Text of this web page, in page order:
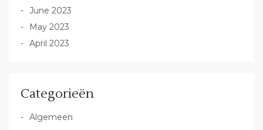
June 2023
May 2023
April 2023
Categorieën
Algemeen